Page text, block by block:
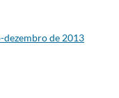
dezembro de 2013